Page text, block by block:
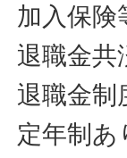
加入保険
退職金共
退職金制
定年制あ